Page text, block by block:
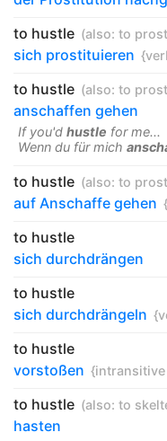
to hustle (also: to
sich prostituieren
to hustle (also: to
anschaffen gehen
If you'd hustle for me...
Wenn du für mich
to hustle (also: to
auf Anschaffe gehen
to hustle
sich durchdrängen
to hustle
sich durchdrängeln
to hustle
vorstoßen
to hustle (also: to
hasten